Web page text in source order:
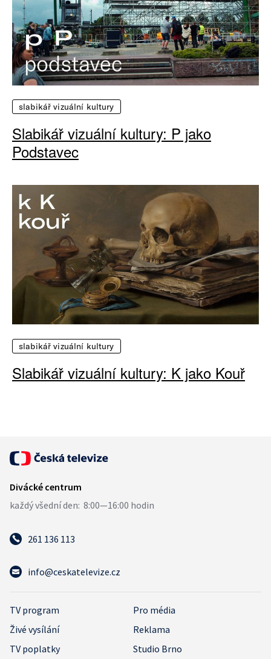
slabikář vizuální kultury
Slabikář vizuální kultury: P jako
Podstavec
slabikář vizuální kultury
Slabikář vizuální kultury: K jako Kouř
261 136 113
info@ceskatelevize.cz
TV program
Pro média
Živé vysílání
Reklama
TV poplatky
Studio Brno